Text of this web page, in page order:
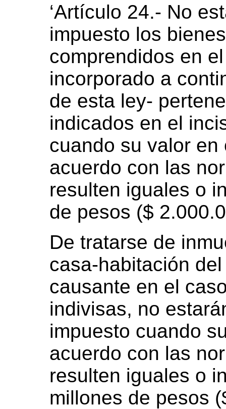
‘Artículo 24.- No
impuesto los
comprendidos en
incorporado a
de esta ley-
indicados en el
cuando su valor
acuerdo con las
resulten iguales o
de pesos ($
De tratarse de
casa-habitación
causante en el
indivisas, no
impuesto cuando
acuerdo con las
resulten iguales o
millones de pesos